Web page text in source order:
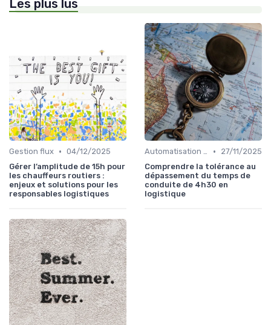
Les plus lus
Gestion flux • 04/12/2025
Gérer l’amplitude de 15h pour
les chauffeurs routiers :
enjeux et solutions pour les
responsables logistiques
Automatisation processus •
27/11/2025
Comprendre la tolérance au
dépassement du temps de
conduite de 4h30 en
logistique